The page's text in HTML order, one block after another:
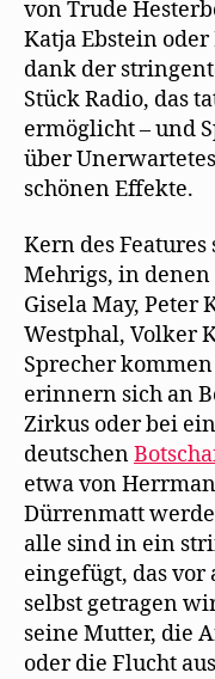
von Trude
Katja Ebstein oder
dank der
Stück Radio, das
ermöglicht – und
über
schönen Effekte.
Kern des
Mehrigs, in
Gisela May, Peter
Westphal, Volker
Sprecher
erinnern sich an
Zirkus oder bei
deutschen
etwa von
Dürrenmatt
alle sind in ein
eingefügt, das
selbst getragen
seine Mutter, die
oder die Flucht